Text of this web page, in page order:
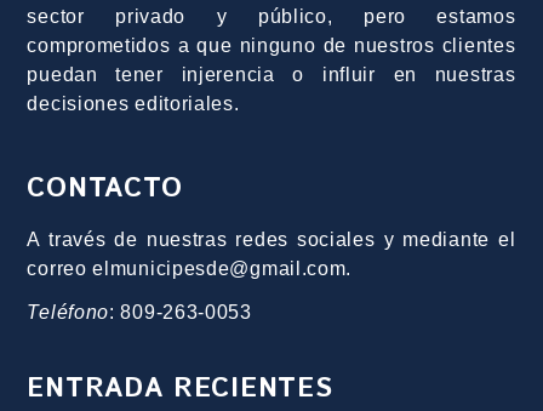
sector privado y público, pero estamos
comprometidos a que ninguno de nuestros clientes
puedan tener injerencia o influir en nuestras
decisiones editoriales.
CONTACTO
A través de nuestras redes sociales y mediante el
correo elmunicipesde@gmail.com.
Teléfono: 809-263-0053
ENTRADA RECIENTES